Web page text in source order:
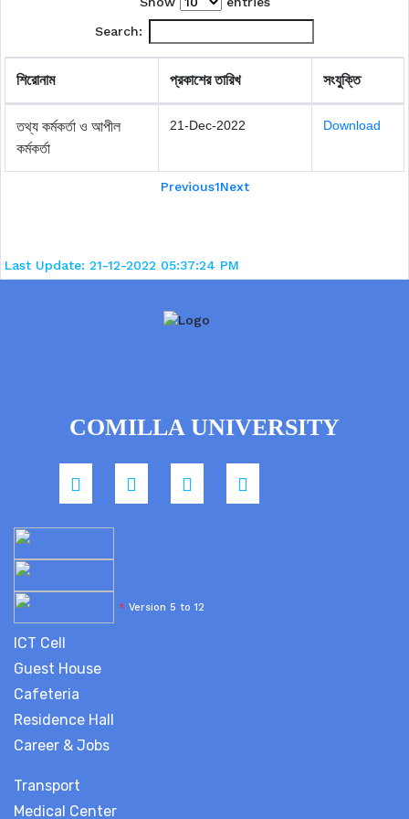
Search:
শিরোনাম প্রকাশের তারিখ সংযুক্তি
তথ্য কর্মকর্তা ও আপীল
কর্মকর্তা
21-Dec-2022 Download
Previous1Next
Last Update: 21-12-2022 05:37:24 PM
COMILLA UNIVERSITY
* Version 5 to 12
ICT Cell
Guest House
Cafeteria
Residence Hall
Career & Jobs
Transport
Medical Center